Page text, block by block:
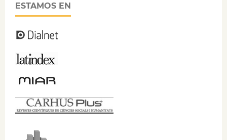
ESTAMOS EN